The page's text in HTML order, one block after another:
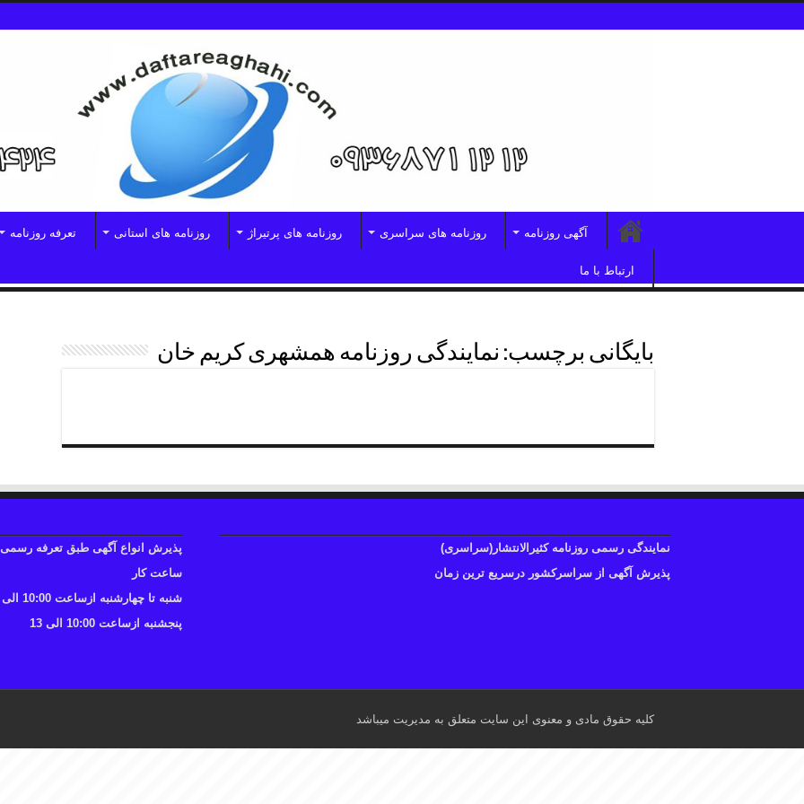
آگهی روزنامه روزنامه های سراسری روزنامه های پرتیراژ روزنامه های استانی تعرفه روزنامه
ارتباط با ما
بایگانی برچسب: نمایندگی روزنامه همشهری کریم خان
نمایندگی رسمی روزنامه کثیرالانتشار(سراسری)
پذیرش آگهی از سراسرکشور درسریع ترین زمان
پذیرش انواع آگهی طبق تعرفه رسمی
ساعت کار
شنبه تا چهارشنبه ازساعت 10:00 الی 17
پنجشنبه ازساعت 10:00 الی 13
کلیه حقوق مادی و معنوی این سایت متعلق به مدیریت میباشد